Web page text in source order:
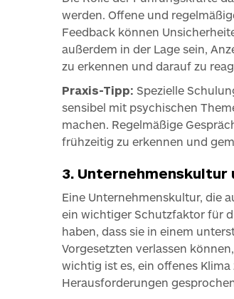
werden. Offene und
Feedback können
außerdem in der Lage sein,
zu erkennen und darauf zu
Praxis-Tipp: Spezielle
sensibel mit psychischen
machen. Regelmäßige
frühzeitig zu erkennen und
3.
Eine Unternehmenskultur, die
ein wichtiger Schutzfaktor für
haben, dass sie in einem
Vorgesetzten verlassen
wichtig ist es, ein offenes
Herausforderungen